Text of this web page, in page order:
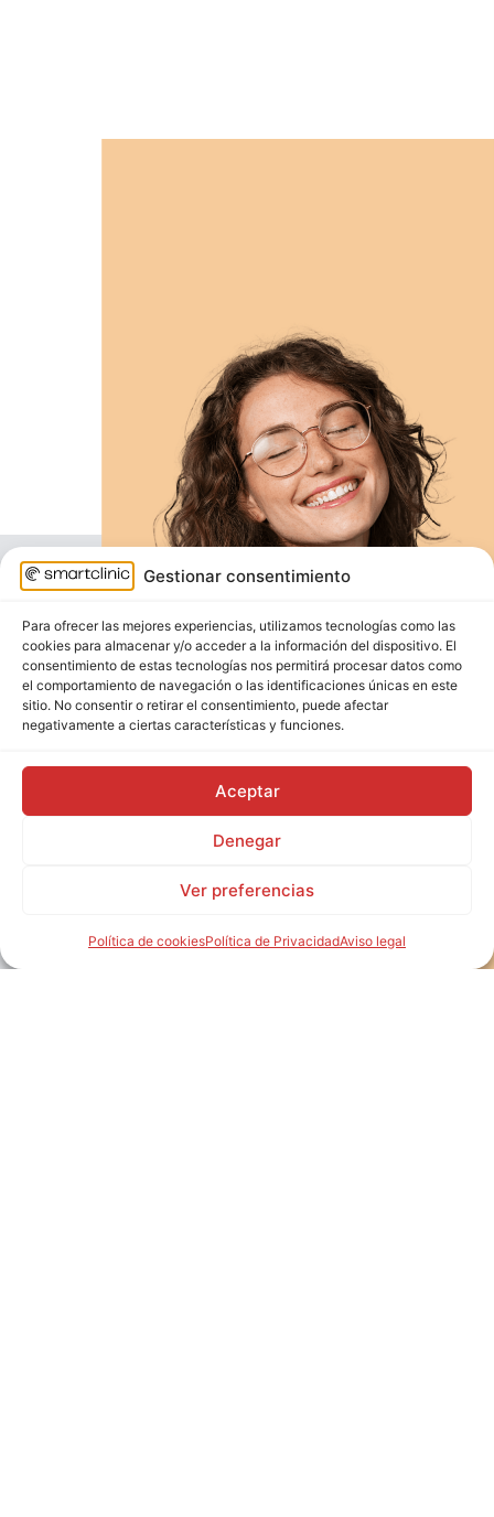
Gestionar consentimiento
Para ofrecer las mejores experiencias, utilizamos tecnologías como las
cookies para almacenar y/o acceder a la información del dispositivo. El
consentimiento de estas tecnologías nos permitirá procesar datos como
el comportamiento de navegación o las identificaciones únicas en este
sitio. No consentir o retirar el consentimiento, puede afectar
negativamente a ciertas características y funciones.
Aceptar
Denegar
Ver preferencias
Política de cookiesPolítica de PrivacidadAviso legal